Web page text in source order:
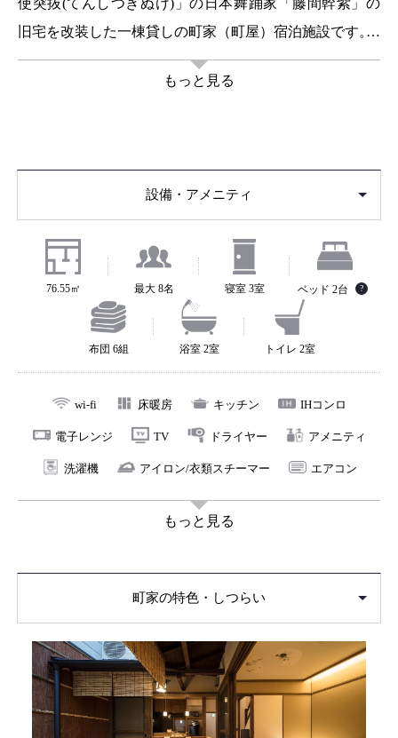
使突抜(てんしつきぬけ)」の日本舞踊家「藤間幹紫」の
旧宅を改装した一棟貸しの町家（町屋）宿泊施設です。
藤間幹紫にちなみ日本舞踊の要素を多く取り入れ、京町
家の趣を残しながら新たに生まれ変わりました。
たもの。坪庭を一望できるダイニング、1階の和室。キッ
チンや浴室など水回りはモダンに機能的に一新されてい
ャワールームがございます。大人数でもゆったりと贅沢
な宿泊体験が可能です。
随所に散りばめられた日本古来の伝統をお楽しみ下さ
もっと見る
設備・アメニティ
76.55㎡ 最大 8名 寝室 3室 ベッド 2台 ?
布団 6組 浴室 2室 トイレ 2室
wi-fi 床暖房 キッチン IHコンロ
電子レンジ TV ドライヤー アメニティ
洗濯機 アイロン/衣類スチーマー エアコン
もっと見る
町家の特色・しつらい